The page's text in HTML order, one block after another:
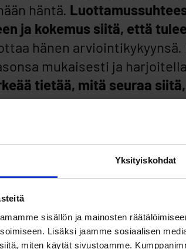
Yksityiskohdat
sisällön ja mainosten
Lisäksi jaamme sosiaalisen
miten käytät sivustoamme.
häntä.
ja kokemus siitä, että
hänen
mukaisesti ja
tietää, mitä seuraa
korostuu
on tärkeää
päätösten suhteen.
oikein toimimisen
vanhemman antama
nuoren mieleen.